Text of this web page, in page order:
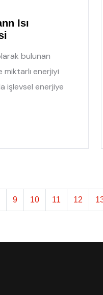
Isı
bulunan
enerjiyi
işlevsel enerjiye
9 10 11 12